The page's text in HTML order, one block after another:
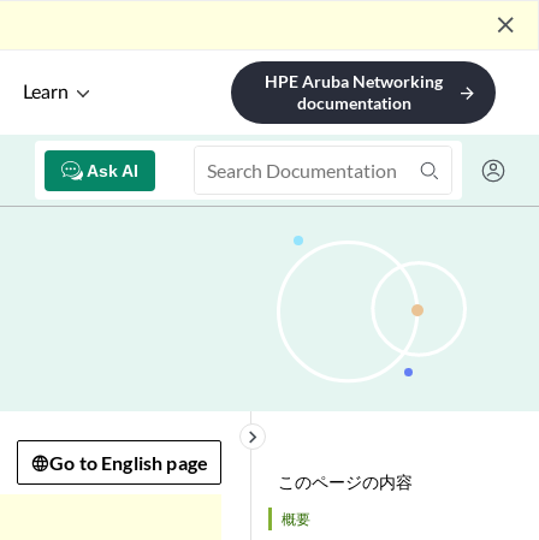
close
Learn
HPE Aruba Networking
documentation
arrow_forward
Ask AI
このページの内容
概要
keyboard_arrow_right
Go to English page